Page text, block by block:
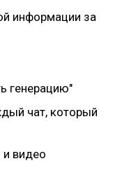
информации за
генерацию"
чат, который
и видео